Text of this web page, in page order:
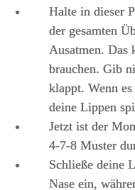
Halte in dieser
der gesamten
Ausatmen. Das
brauchen. Gib
klappt. Wenn
deine Lippen
Jetzt ist der
4-7-8 Muster
Schließe deine
Nase ein,